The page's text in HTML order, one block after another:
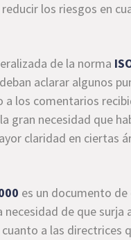
los riesgos en
de la norma
aclarar algunos
a los comentarios
gran necesidad que
claridad en ciertas
es un documento
necesidad de que surja
a las directrices